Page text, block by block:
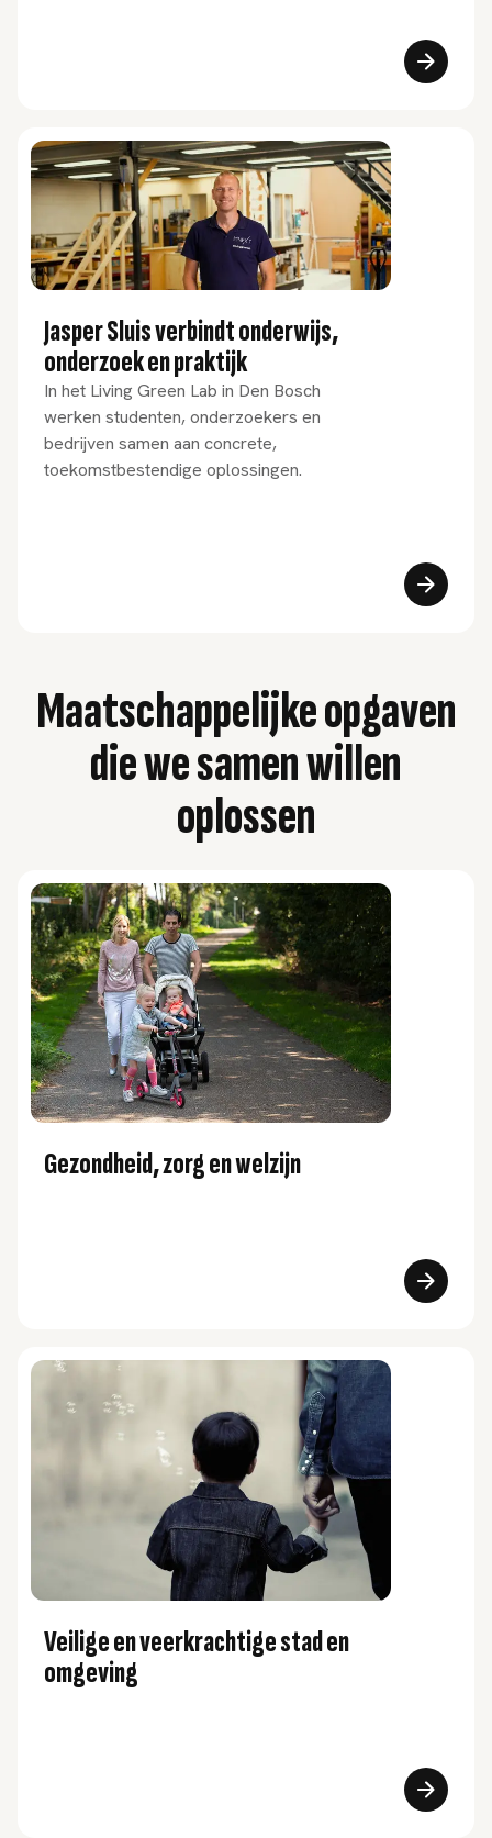
Jasper Sluis verbindt onderwijs,
onderzoek en praktijk
In het Living Green Lab in Den Bosch
werken studenten, onderzoekers en
bedrijven samen aan concrete,
toekomstbestendige oplossingen.
Maatschappelijke opgaven
die we samen willen
oplossen
Gezondheid, zorg en welzijn
Veilige en veerkrachtige stad en
omgeving